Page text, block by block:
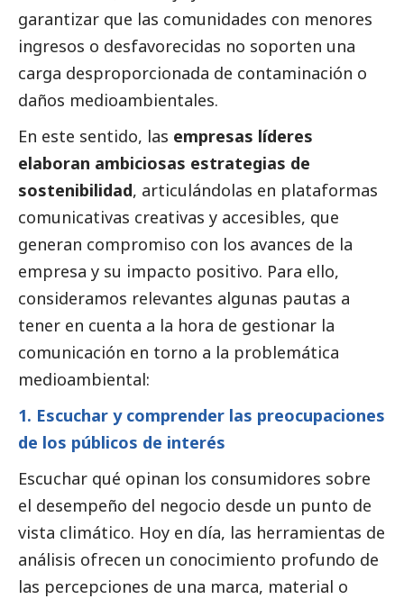
garantizar que las comunidades con menores
ingresos o desfavorecidas no soporten una
carga desproporcionada de contaminación o
daños medioambientales.
En este sentido, las empresas líderes
elaboran ambiciosas estrategias de
sostenibilidad, articulándolas en plataformas
comunicativas creativas y accesibles, que
generan compromiso con los avances de la
empresa y su impacto positivo. Para ello,
consideramos relevantes algunas pautas a
tener en cuenta a la hora de gestionar la
comunicación en torno a la problemática
medioambiental:
1. Escuchar y comprender las preocupaciones
de los públicos de interés
Escuchar qué opinan los consumidores sobre
el desempeño del negocio desde un punto de
vista climático. Hoy en día, las herramientas de
análisis ofrecen un conocimiento profundo de
las percepciones de una marca, material o